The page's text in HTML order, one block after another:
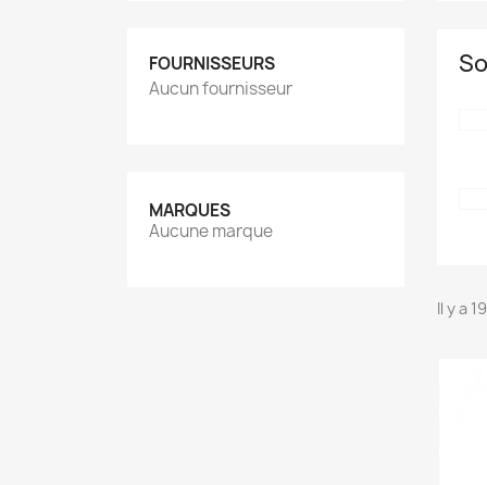
FOURNISSEURS
Aucun fournisseur
MARQUES
Aucune marque
Il y a